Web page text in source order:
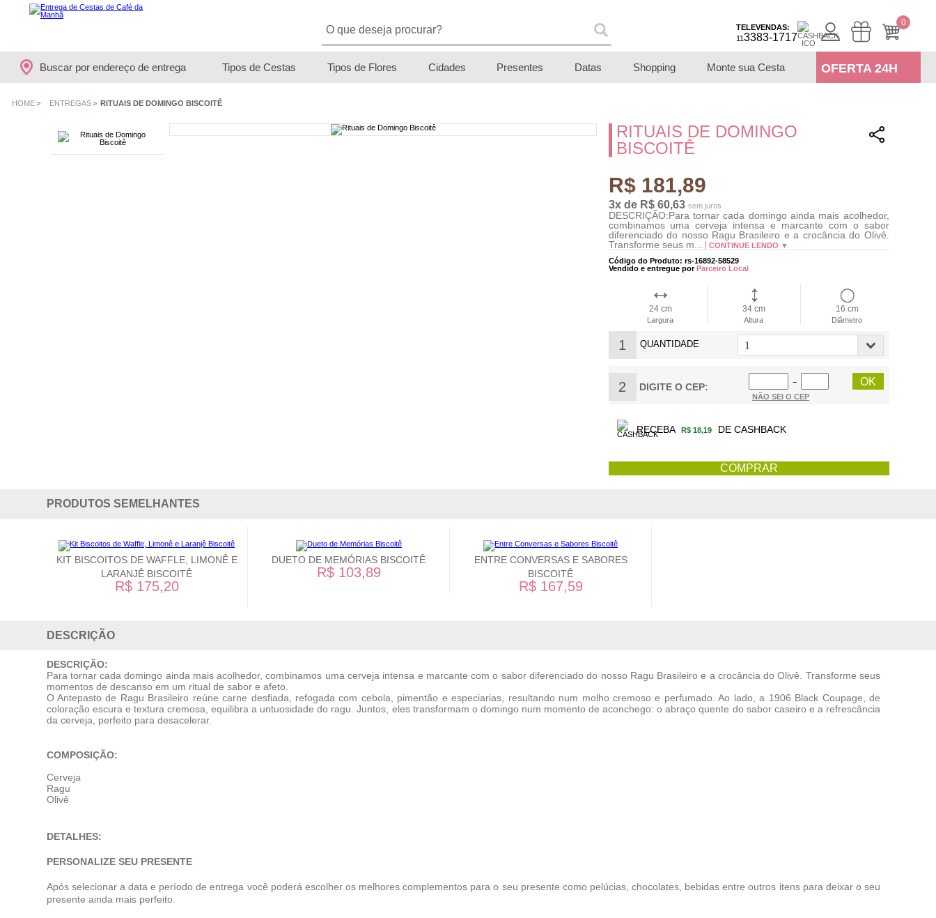
0
TELEVENDAS:
113383-1717
Buscar por endereço de entrega Tipos de Cestas Tipos de Flores Cidades Presentes Datas Shopping Monte sua Cesta OFERTA 24H
HOME> ENTREGAS> RITUAIS DE DOMINGO BISCOITÊ
RITUAIS DE DOMINGO
BISCOITÊ
R$ 181,89
3x de R$ 60,63 sem juros
DESCRIÇÃO:Para tornar cada domingo ainda mais acolhedor,
combinamos uma cerveja intensa e marcante com o sabor
diferenciado do nosso Ragu Brasileiro e a crocância do Olivê.
Transforme seus m...
CONTINUE LENDO ▼
Código do Produto: rs-16892-58529
Vendido e entregue porParceiro Local
24 cm
Largura
34 cm
Altura
16 cm
Diâmetro
1 QUANTIDADE
2 DIGITE O CEP:
−
NÃO SEI O CEP
RECEBA R$ 18,19 DE CASHBACK
PRODUTOS SEMELHANTES
KIT BISCOITOS DE WAFFLE, LIMONÊ E
LARANJÊ BISCOITÊ
R$ 175,20
DUETO DE MEMÓRIAS BISCOITÊ
R$ 103,89
ENTRE CONVERSAS E SABORES
BISCOITÊ
R$ 167,59
DESCRIÇÃO
DESCRIÇÃO:
Para tornar cada domingo ainda mais acolhedor, combinamos uma cerveja intensa e marcante com o sabor diferenciado do nosso Ragu Brasileiro e a crocância do Olivê. Transforme seus
momentos de descanso em um ritual de sabor e afeto.
O Antepasto de Ragu Brasileiro reúne carne desfiada, refogada com cebola, pimentão e especiarias, resultando num molho cremoso e perfumado. Ao lado, a 1906 Black Coupage, de
coloração escura e textura cremosa, equilibra a untuosidade do ragu. Juntos, eles transformam o domingo num momento de aconchego: o abraço quente do sabor caseiro e a refrescância
da cerveja, perfeito para desacelerar.
COMPOSIÇÃO:
Cerveja
Ragu
Olivê
DETALHES:
PERSONALIZE SEU PRESENTE
Após selecionar a data e período de entrega você poderá escolher os melhores complementos para o seu presente como pelúcias, chocolates, bebidas entre outros itens para deixar o seu
presente ainda mais perfeito.